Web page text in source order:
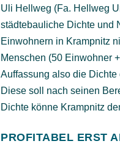
Uli Hellweg (Fa. Hellweg
städtebauliche Dichte und
Einwohnern in Krampnitz
Menschen (50 Einwohner
Auffassung also die
Diese soll nach seinen
Dichte könne Krampnitz
PROFITABEL ERST